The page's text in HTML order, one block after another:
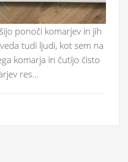
ponoči komarjev in jih
tudi ljudi, kot sem na
komarja in čutijo čisto
res…